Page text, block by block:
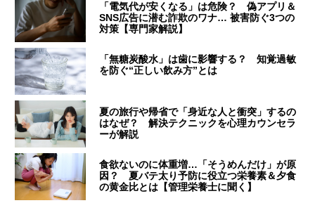
「電気代が安くなる」は危険？ 偽アプリ＆
SNS広告に潜む詐欺のワナ… 被害防ぐ3つの
対策【専門家解説】
「無糖炭酸水」は歯に影響する？ 知覚過敏
を防ぐ“正しい飲み方”とは
夏の旅行や帰省で「身近な人と衝突」するの
はなぜ？ 解決テクニックを心理カウンセラ
ーが解説
食欲ないのに体重増…「そうめんだけ」が原
因？ 夏バテ太り予防に役立つ栄養素＆夕食
の黄金比とは【管理栄養士に聞く】